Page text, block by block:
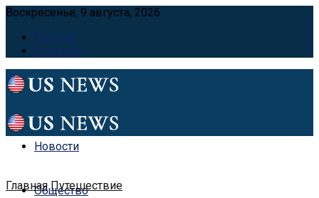
Воскресенье, 9 августа, 2026
Главная
Контакты
Новости
Общество
Главная Путешествие